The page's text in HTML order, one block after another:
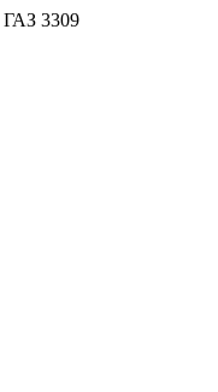
ГАЗ 3309